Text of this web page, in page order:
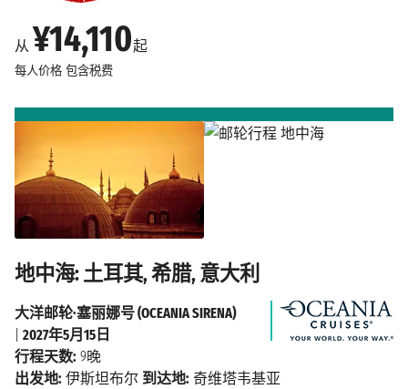
从 ¥14,110起
每人价格 包含税费
地中海: 土耳其, 希腊, 意大利
大洋邮轮·塞丽娜号 (OCEANIA SIRENA)
2027年5月15日
行程天数: 9晚
出发地: 伊斯坦布尔 到达地: 奇维塔韦基亚